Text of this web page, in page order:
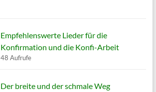
Empfehlenswerte Lieder für die
Konfirmation und die Konfi-Arbeit
48 Aufrufe
Der breite und der schmale Weg